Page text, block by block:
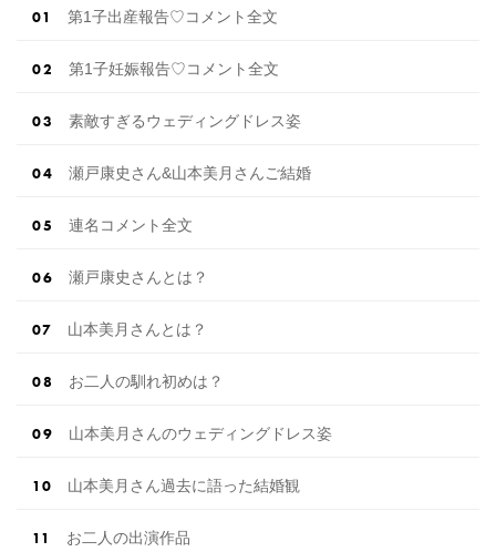
第1子出産報告♡コメント全文
第1子妊娠報告♡コメント全文
素敵すぎるウェディングドレス姿
瀬戸康史さん&山本美月さんご結婚
連名コメント全文
瀬戸康史さんとは？
山本美月さんとは？
お二人の馴れ初めは？
山本美月さんのウェディングドレス姿
山本美月さん過去に語った結婚観
お二人の出演作品